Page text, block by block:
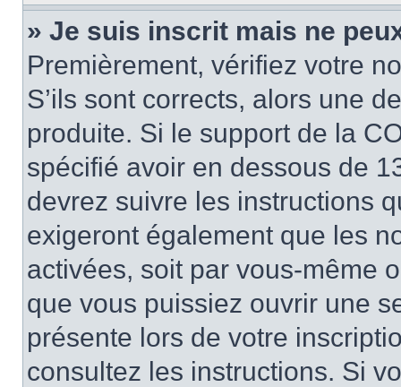
» Je suis inscrit mais ne
Premièrement, vérifiez votre
S’ils sont corrects, alors une
produite. Si le support de la
spécifié avoir en dessous de
devrez suivre les instructions
exigeront également que les
activées, soit par vous-même
que vous puissiez ouvrir une
présente lors de votre
consultez les instructions. Si